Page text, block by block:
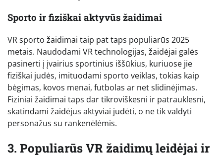
Sporto ir fiziškai aktyvūs žaidimai
VR sporto žaidimai taip pat taps populiarūs 2025
metais. Naudodami VR technologijas, žaidėjai galės
pasinerti į įvairius sportinius iššūkius, kuriuose jie
fiziškai judės, imituodami sporto veiklas, tokias kaip
bėgimas, kovos menai, futbolas ar net slidinėjimas.
Fiziniai žaidimai taps dar tikroviškesni ir patrauklesni,
skatindami žaidėjus aktyviai judėti, o ne tik valdyti
personažus su rankenėlėmis.
3. Populiarūs VR žaidimų leidėjai ir